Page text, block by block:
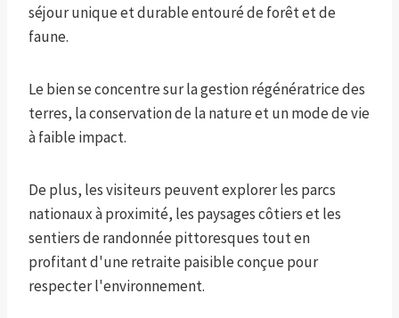
séjour unique et durable entouré de forêt et de
faune.
Le bien se concentre sur la gestion régénératrice des
terres, la conservation de la nature et un mode de vie
à faible impact.
De plus, les visiteurs peuvent explorer les parcs
nationaux à proximité, les paysages côtiers et les
sentiers de randonnée pittoresques tout en
profitant d'une retraite paisible conçue pour
respecter l'environnement.